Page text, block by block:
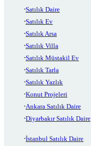
Satılık Daire
Satılık Ev
Satılık Arsa
Satılık Villa
Satılık Müstakil Ev
Satılık Tarla
Satılık Yazlık
Konut Projeleri
Ankara Satılık Daire
Diyarbakır Satılık Daire
İstanbul Satılık Daire